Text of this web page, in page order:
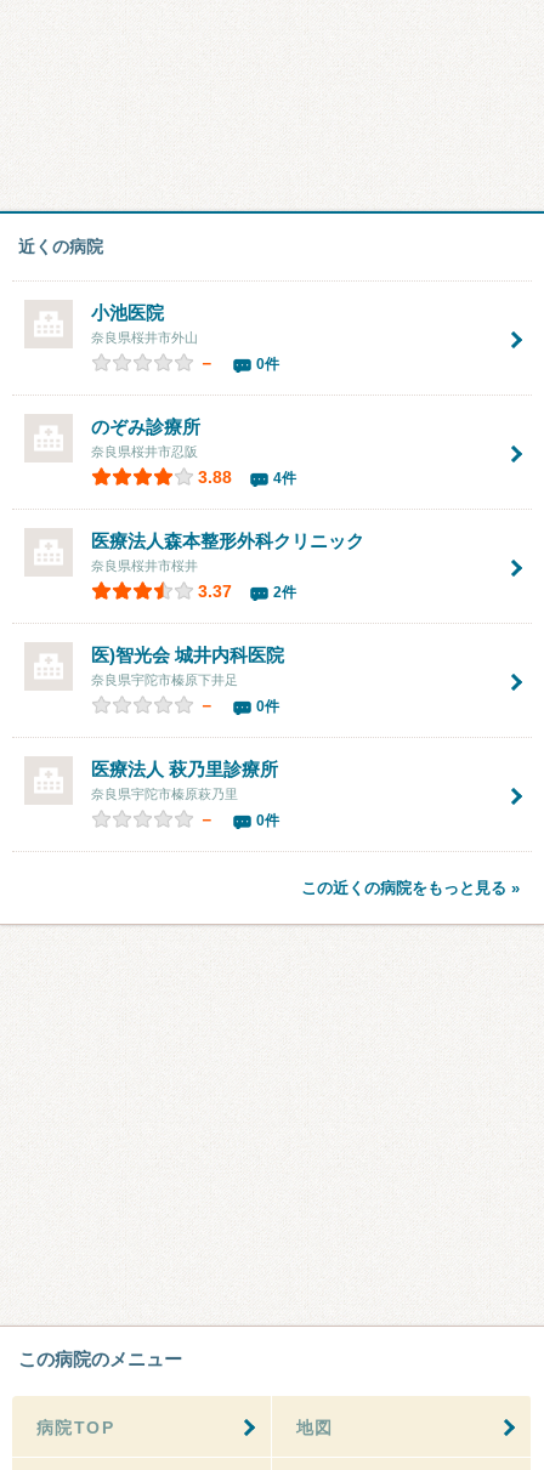
近くの病院
小池医院
奈良県桜井市外山
－ 0件
のぞみ診療所
奈良県桜井市忍阪
3.88 4件
医療法人森本整形外科クリニック
奈良県桜井市桜井
3.37 2件
医)智光会 城井内科医院
奈良県宇陀市榛原下井足
－ 0件
医療法人 萩乃里診療所
奈良県宇陀市榛原萩乃里
－ 0件
この近くの病院をもっと見る »
この病院のメニュー
病院TOP 地図